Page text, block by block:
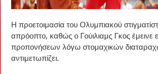
Η προετοιμασία του Ολυμπιακού
απρόοπτο, καθώς ο Γούιλιαμς Γκος έμεινε
προπονήσεων λόγω στομαχικών
αντιμετωπίζει.